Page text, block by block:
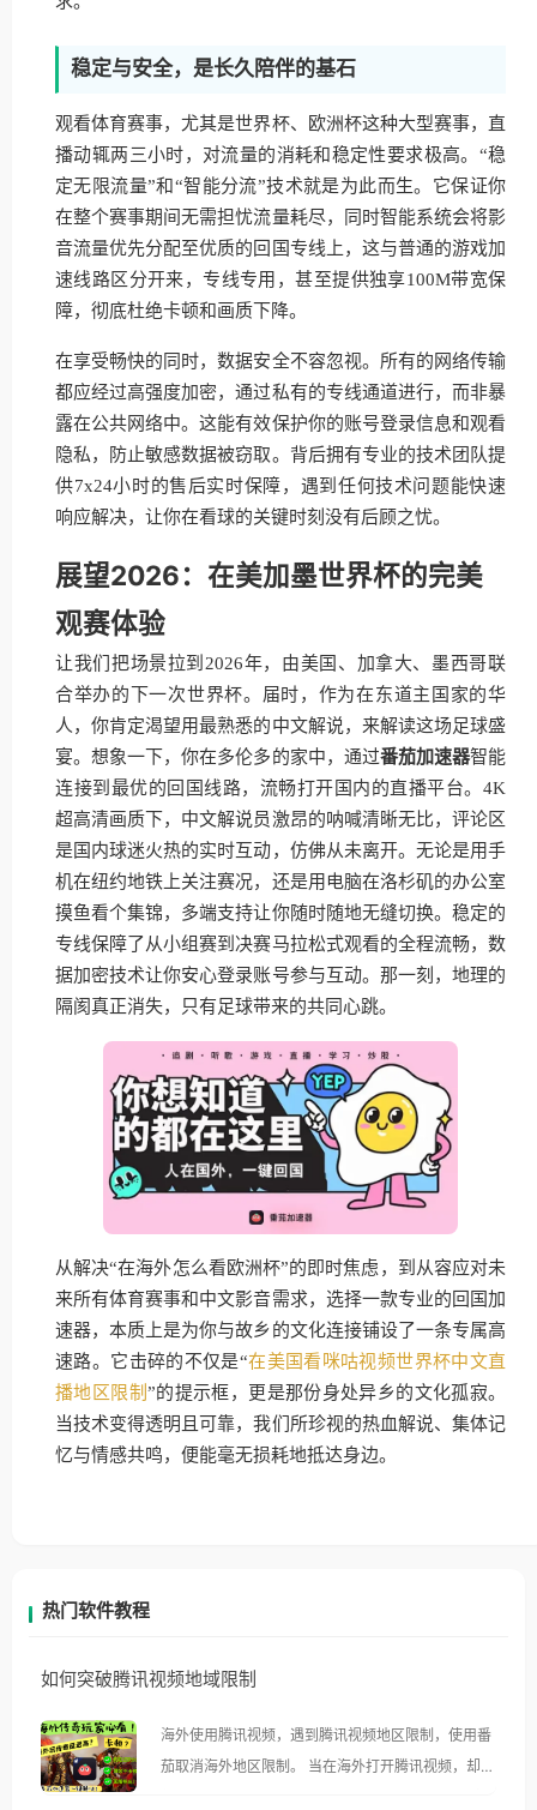
稳定与安全，是长久陪伴的基石
观看体育赛事，尤其是世界杯、欧洲杯这种大型赛事，直
播动辄两三小时，对流量的消耗和稳定性要求极高。“稳
定无限流量”和“智能分流”技术就是为此而生。它保证你
在整个赛事期间无需担忧流量耗尽，同时智能系统会将影
音流量优先分配至优质的回国专线上，这与普通的游戏加
速线路区分开来，专线专用，甚至提供独享100M带宽保
障，彻底杜绝卡顿和画质下降。
在享受畅快的同时，数据安全不容忽视。所有的网络传输
都应经过高强度加密，通过私有的专线通道进行，而非暴
露在公共网络中。这能有效保护你的账号登录信息和观看
隐私，防止敏感数据被窃取。背后拥有专业的技术团队提
供7x24小时的售后实时保障，遇到任何技术问题能快速
响应解决，让你在看球的关键时刻没有后顾之忧。
展望2026：在美加墨世界杯的完美
观赛体验
让我们把场景拉到2026年，由美国、加拿大、墨西哥联
合举办的下一次世界杯。届时，作为在东道主国家的华
人，你肯定渴望用最熟悉的中文解说，来解读这场足球盛
宴。想象一下，你在多伦多的家中，通过番茄加速器智能
连接到最优的回国线路，流畅打开国内的直播平台。4K
超高清画质下，中文解说员激昂的呐喊清晰无比，评论区
是国内球迷火热的实时互动，仿佛从未离开。无论是用手
机在纽约地铁上关注赛况，还是用电脑在洛杉矶的办公室
摸鱼看个集锦，多端支持让你随时随地无缝切换。稳定的
专线保障了从小组赛到决赛马拉松式观看的全程流畅，数
据加密技术让你安心登录账号参与互动。那一刻，地理的
隔阂真正消失，只有足球带来的共同心跳。
从解决“在海外怎么看欧洲杯”的即时焦虑，到从容应对未
来所有体育赛事和中文影音需求，选择一款专业的回国加
速器，本质上是为你与故乡的文化连接铺设了一条专属高
速路。它击碎的不仅是“在美国看咪咕视频世界杯中文直
播地区限制”的提示框，更是那份身处异乡的文化孤寂。
当技术变得透明且可靠，我们所珍视的热血解说、集体记
忆与情感共鸣，便能毫无损耗地抵达身边。
热门软件教程
如何突破腾讯视频地域限制
海外使用腾讯视频，遇到腾讯视频地区限制，使用番
茄取消海外地区限制。 当在海外打开腾讯视频，却突